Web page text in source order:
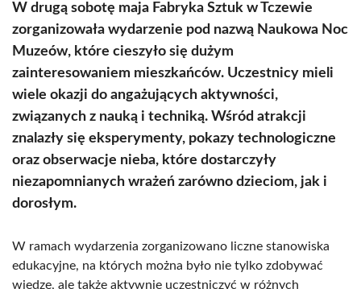
W drugą sobotę maja Fabryka Sztuk w Tczewie
zorganizowała wydarzenie pod nazwą Naukowa Noc
Muzeów, które cieszyło się dużym
zainteresowaniem mieszkańców. Uczestnicy mieli
wiele okazji do angażujących aktywności,
związanych z nauką i techniką. Wśród atrakcji
znalazły się eksperymenty, pokazy technologiczne
oraz obserwacje nieba, które dostarczyły
niezapomnianych wrażeń zarówno dzieciom, jak i
dorosłym.
W ramach wydarzenia zorganizowano liczne stanowiska
edukacyjne, na których można było nie tylko zdobywać
wiedzę, ale także aktywnie uczestniczyć w różnych